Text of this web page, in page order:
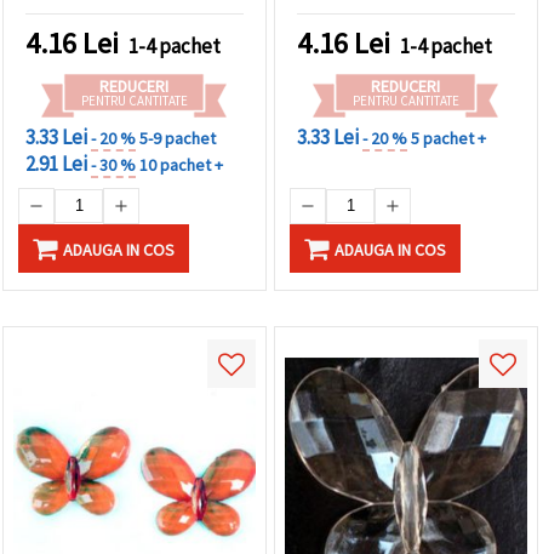
4.16 Lei 1-4 pachet
REDUCERI
PENTRU CANTITATE
3.33 Lei- 20 %5-9 pachet
2.91 Lei- 30 %10 pachet +
ADAUGA IN COS
Decorațiuni Handmade
4.16 Lei 1-4 pachet
REDUCERI
PENTRU CANTITATE
3.33 Lei- 20 %5 pachet +
ADAUGA IN COS